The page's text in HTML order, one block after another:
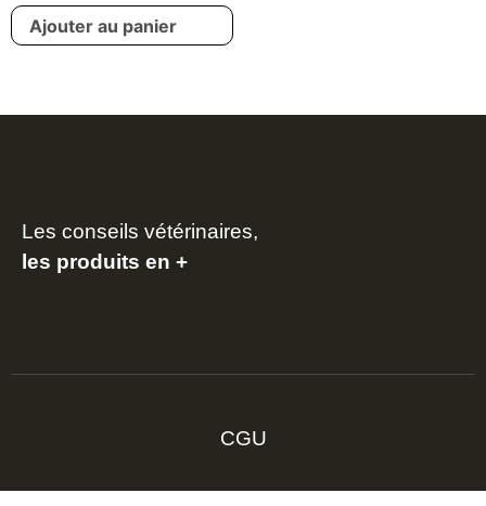
Ajouter au panier
Les conseils vétérinaires,
les produits en +
CGU